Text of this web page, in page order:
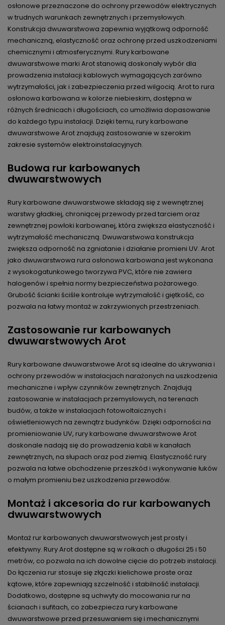
osłonowe przeznaczone do ochrony przewodów elektrycznych
w trudnych warunkach zewnętrznych i przemysłowych.
Konstrukcja dwuwarstwowa zapewnia wyjątkową odporność
mechaniczną, elastyczność oraz ochronę przed uszkodzeniami
chemicznymi i atmosferycznymi. Rury karbowane
dwuwarstwowe marki Arot stanowią doskonały wybór dla
prowadzenia instalacji kablowych wymagających zarówno
wytrzymałości, jak i zabezpieczenia przed wilgocią. Arot to rura
osłonowa karbowana w kolorze niebieskim, dostępna w
różnych średnicach i długościach, co umożliwia dopasowanie
do każdego typu instalacji. Dzięki temu, rury karbowane
dwuwarstwowe Arot znajdują zastosowanie w szerokim
zakresie systemów elektroinstalacyjnych.
Budowa rur karbowanych
dwuwarstwowych
Rury karbowane dwuwarstwowe składają się z wewnętrznej
warstwy gładkiej, chroniącej przewody przed tarciem oraz
zewnętrznej powłoki karbowanej, która zwiększa elastyczność i
wytrzymałość mechaniczną. Dwuwarstwowa konstrukcja
zwiększa odporność na zgniatanie i działanie promieni UV. Arot
jako dwuwarstwowa rura osłonowa karbowana jest wykonana
z wysokogatunkowego tworzywa PVC, które nie zawiera
halogenów i spełnia normy bezpieczeństwa pożarowego.
Grubość ścianki ściśle kontroluje wytrzymałość i giętkość, co
pozwala na łatwy montaż w zakrzywionych przestrzeniach.
Zastosowanie rur karbowanych
dwuwarstwowych Arot
Rury karbowane dwuwarstwowe Arot są idealne do ukrywania i
ochrony przewodów w instalacjach narażonych na uszkodzenia
mechaniczne i wpływ czynników zewnętrznych. Znajdują
zastosowanie w instalacjach przemysłowych, na terenach
budów, a także w instalacjach fotowoltaicznych i
oświetleniowych na zewnątrz budynków. Dzięki odporności na
promieniowanie UV, rury karbowane dwuwarstwowe Arot
doskonale nadają się do prowadzenia kabli w kanałach
zewnętrznych, na słupach oraz pod ziemią. Elastyczność rury
pozwala na łatwe obchodzenie przeszkód i wykonywanie łuków
o małym promieniu bez uszkodzenia przewodów.
Montaż i akcesoria do rur karbowanych
dwuwarstwowych
Montaż rur karbowanych dwuwarstwowych jest prosty i
efektywny. Rury Arot dostępne są w rolkach o długości 25 i 50
metrów, co pozwala na ich dowolne cięcie do potrzeb instalacji.
Do łączenia rur stosuje się złączki kielichowe proste oraz
kątowe, które zapewniają szczelność i stabilność instalacji.
Dodatkowo, dostępne są uchwyty do mocowania rur na
ścianach i sufitach, co zabezpiecza rury karbowane
dwuwarstwowe przed przesuwaniem się i mechanicznymi